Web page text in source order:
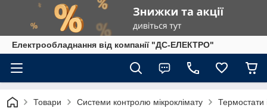
Електрообладнання від компанії "ДС-ЕЛЕКТРО"
Товари Системи контролю мікроклімату Термостати